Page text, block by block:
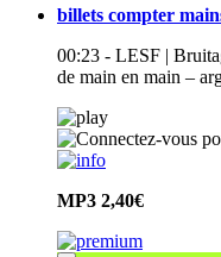
billets compter
00:23 - LESF |
de main en main –
MP3 2,40€